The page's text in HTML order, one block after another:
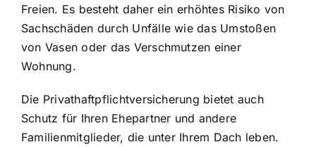
Freien. Es besteht daher ein erhöhtes Risiko von
Sachschäden durch Unfälle wie das Umstoßen
von Vasen oder das Verschmutzen einer
Wohnung.
Die Privathaftpflichtversicherung bietet auch
Schutz für Ihren Ehepartner und andere
Familienmitglieder, die unter Ihrem Dach leben.